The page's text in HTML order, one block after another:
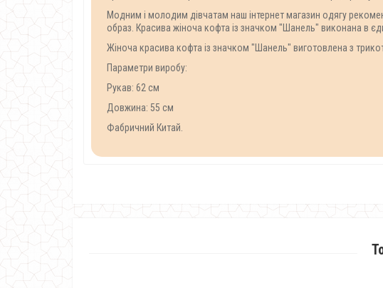
Модним і молодим дівчатам наш інтернет магазин одягу
образ. Красива жіноча кофта із значком "Шанель" виконана в
Жіноча красива кофта із значком "Шанель" виготовлена з
Параметри виробу:
Рукав: 62 см
Довжина: 55 см
Фабричний Китай.